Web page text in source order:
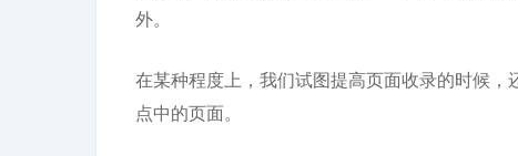
外。
在某种程度上，我们试图提高页面收录的时候
点中的页面。